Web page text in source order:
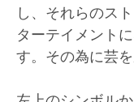
し、それらのス
ターテイメント
す。その為に芸を